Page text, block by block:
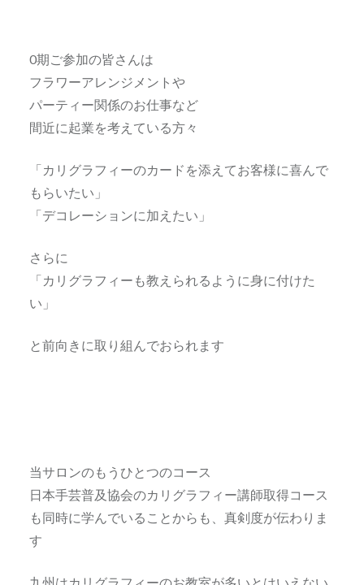
0期ご参加の皆さんは
フラワーアレンジメントや
パーティー関係のお仕事など
間近に起業を考えている方々
「カリグラフィーのカードを添えてお客様に喜んで
もらいたい」
「デコレーションに加えたい」
さらに
「カリグラフィーも教えられるように身に付けた
い」
と前向きに取り組んでおられます
当サロンのもうひとつのコース
日本手芸普及協会のカリグラフィー講師取得コース
も同時に学んでいることからも、真剣度が伝わりま
す